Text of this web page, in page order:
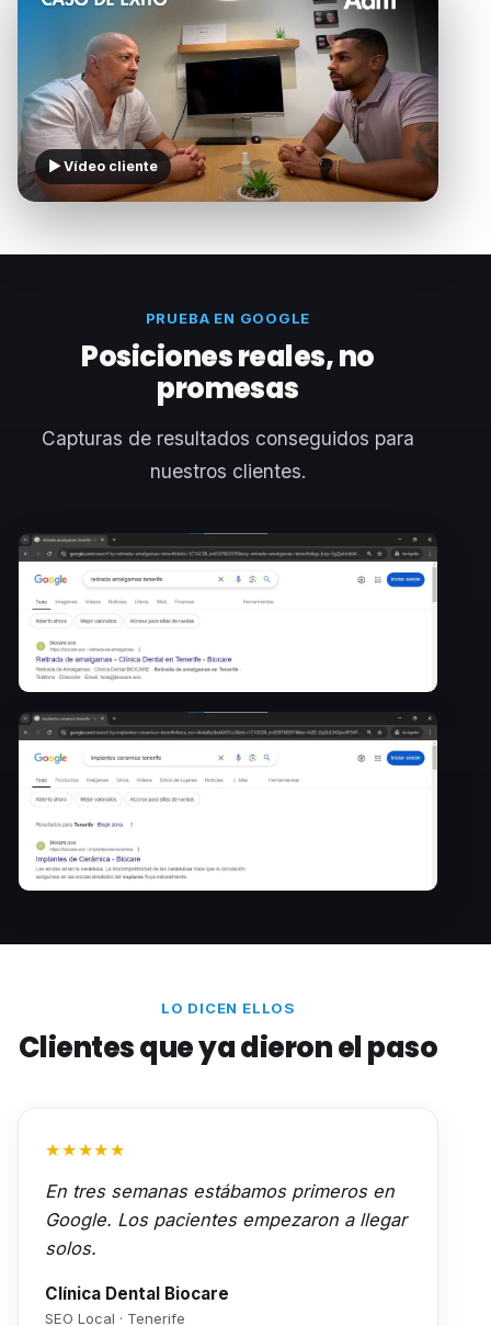
▶ Vídeo cliente
PRUEBA EN GOOGLE
Posiciones reales, no
promesas
Capturas de resultados conseguidos para
nuestros clientes.
LO DICEN ELLOS
Clientes que ya dieron el paso
★★★★★
En tres semanas estábamos primeros en
Google. Los pacientes empezaron a llegar
solos.
Clínica Dental Biocare
SEO Local · Tenerife